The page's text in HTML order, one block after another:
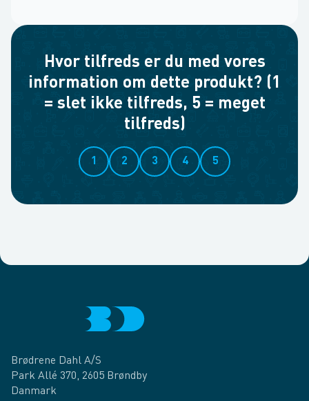
Hvor tilfreds er du med vores
information om dette produkt? (1
= slet ikke tilfreds, 5 = meget
tilfreds)
1 2 3 4 5
Brødrene Dahl A/S
Park Allé 370, 2605 Brøndby
Danmark